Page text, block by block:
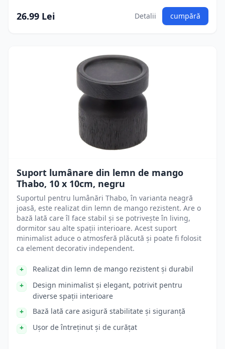
26.99 Lei Detalii cumpără
Suport lumânare din lemn de mango
Thabo, 10 x 10cm, negru
Suportul pentru lumânări Thabo, în varianta neagră
joasă, este realizat din lemn de mango rezistent. Are o
bază lată care îl face stabil și se potrivește în living,
dormitor sau alte spații interioare. Acest suport
minimalist aduce o atmosferă plăcută și poate fi folosit
ca element decorativ independent.
Realizat din lemn de mango rezistent și durabil
Design minimalist și elegant, potrivit pentru
diverse spații interioare
Bază lată care asigură stabilitate și siguranță
Ușor de întreținut și de curățat